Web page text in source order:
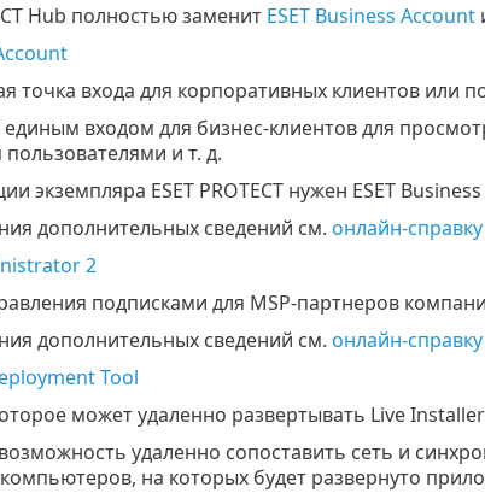
Hub полностью заменит ESET Business Account
точка входа для корпоративных клиентов или
входом для бизнес-клиентов для
и т. д.
экземпляра ESET PROTECT нужен ESET
дополнительных сведений см. онлайн-
2
подписками для MSP-партнеров
дополнительных сведений см. онлайн-
Tool
может удаленно развертывать Live
удаленно сопоставить сеть и
на которых будет развернуто